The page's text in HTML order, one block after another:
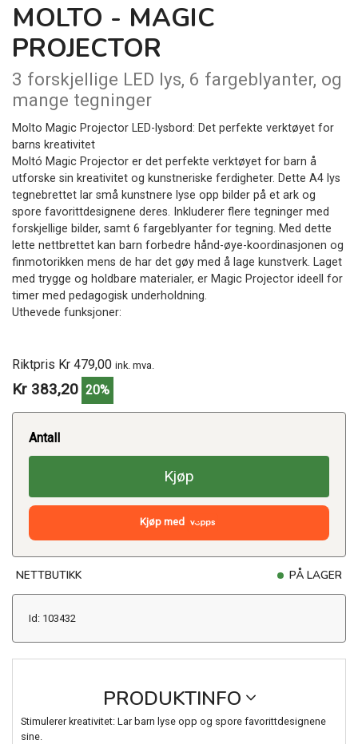
MOLTO - MAGIC
PROJECTOR
3 forskjellige LED lys, 6 fargeblyanter, og
mange tegninger
Molto Magic Projector LED-lysbord: Det perfekte verktøyet for
barns kreativitet
Moltó Magic Projector er det perfekte verktøyet for barn å
utforske sin kreativitet og kunstneriske ferdigheter. Dette A4 lys
tegnebrettet lar små kunstnere lyse opp bilder på et ark og
spore favorittdesignene deres. Inkluderer flere tegninger med
forskjellige bilder, samt 6 fargeblyanter for tegning. Med dette
lette nettbrettet kan barn forbedre hånd-øye-koordinasjonen og
finmotorikken mens de har det gøy med å lage kunstverk. Laget
med trygge og holdbare materialer, er Magic Projector ideell for
timer med pedagogisk underholdning.
Uthevede funksjoner:
Riktpris Kr 479,00 ink. mva.
Kr 383,20 20%
Antall
Kjøp
Kjøp med
NETTBUTIKK PÅ LAGER
Id: 103432
PRODUKTINFO
Stimulerer kreativitet: Lar barn lyse opp og spore favorittdesignene
sine.